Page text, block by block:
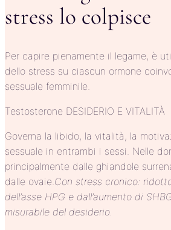
stress lo colpisce
Per capire pienamente il legame, è
dello stress su ciascun ormone
sessuale femminile.
Testosterone DESIDERIO E VITALITÀ
Governa la libido, la vitalità, la
sessuale in entrambi i sessi. Nelle
principalmente dalle ghiandole
dalle ovaie.Con stress cronico:
dell’asse HPG e dall’aumento di
misurabile del desiderio.